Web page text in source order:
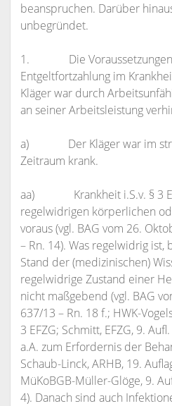
beanspruchen. Darüber
unbegründet.
1. Die Voraussetzungen
Entgeltfortzahlung im
Kläger war durch
an seiner Arbeitsleistung
a) Der Kläger war im
Zeitraum krank.
aa) Krankheit i.S.v. § 3
regelwidrigen körperlichen
voraus (vgl. BAG vom 26.
– Rn. 14). Was regelwidrig
Stand der (medizinischen)
regelwidrige Zustand einer
nicht maßgebend (vgl. BAG
637/13 – Rn. 18 f.; HWK-
3 EFZG; Schmitt, EFZG, 9.
a.A. zum Erfordernis der
Schaub-Linck, ARHB, 19.
MüKoBGB-Müller-Glöge, 9.
4). Danach sind auch